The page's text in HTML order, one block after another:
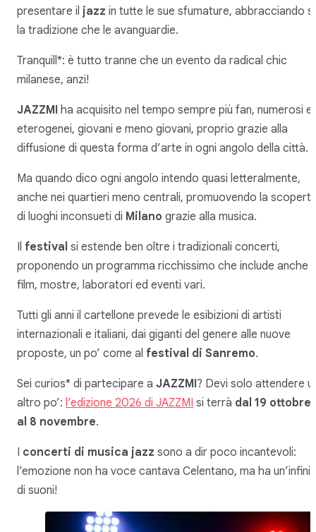
presentare il jazz in tutte le sue sfumature, abbracciando
la tradizione che le avanguardie.
Tranquill*: è tutto tranne che un evento da radical chic
milanese, anzi!
JAZZMI ha acquisito nel tempo sempre più fan, numerosi
eterogenei, giovani e meno giovani, proprio grazie alla
diffusione di questa forma d’arte in ogni angolo della città.
Ma quando dico ogni angolo intendo quasi letteralmente,
anche nei quartieri meno centrali, promuovendo la
di luoghi inconsueti di Milano grazie alla musica.
Il festival si estende ben oltre i tradizionali concerti,
proponendo un programma ricchissimo che include anche
film, mostre, laboratori ed eventi vari.
Tutti gli anni il cartellone prevede le esibizioni di artisti
internazionali e italiani, dai giganti del genere alle nuove
proposte, un po’ come al festival di Sanremo.
Sei curios* di partecipare a JAZZMI? Devi solo attendere
altro po’: l’edizione 2026 di JAZZMI si terrà dal 19 ottobre
al 8 novembre.
I concerti di musica jazz sono a dir poco incantevoli:
l’emozione non ha voce cantava Celentano, ma ha
di suoni!